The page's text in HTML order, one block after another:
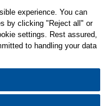
de Privacidad
Cookie Settings
experience. You can
by clicking "Reject all" or
settings. Rest assured,
to handling your data